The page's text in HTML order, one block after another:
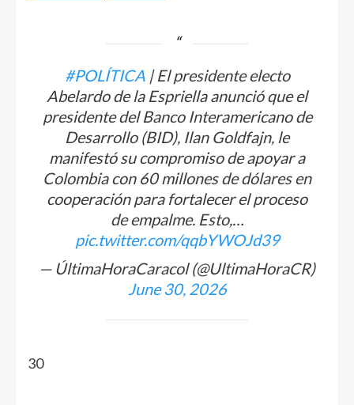
#POLÍTICA| El presidente electo
Abelardo de la Espriella anunció que el
presidente del Banco Interamericano de
Desarrollo (BID), Ilan Goldfajn, le
manifestó su compromiso de apoyar a
Colombia con 60 millones de dólares en
cooperación para fortalecer el proceso
de empalme. Esto,…
pic.twitter.com/qqbYWOJd39
— ÚltimaHoraCaracol (@UltimaHoraCR)
June 30, 2026
30